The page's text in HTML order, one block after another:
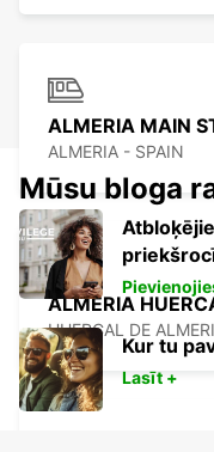
ALMERIA MAIN
ALMERIA - SPAIN
ALMERIA
HUERCAL DE
Mūsu bloga
Kur tu
Lasīt +